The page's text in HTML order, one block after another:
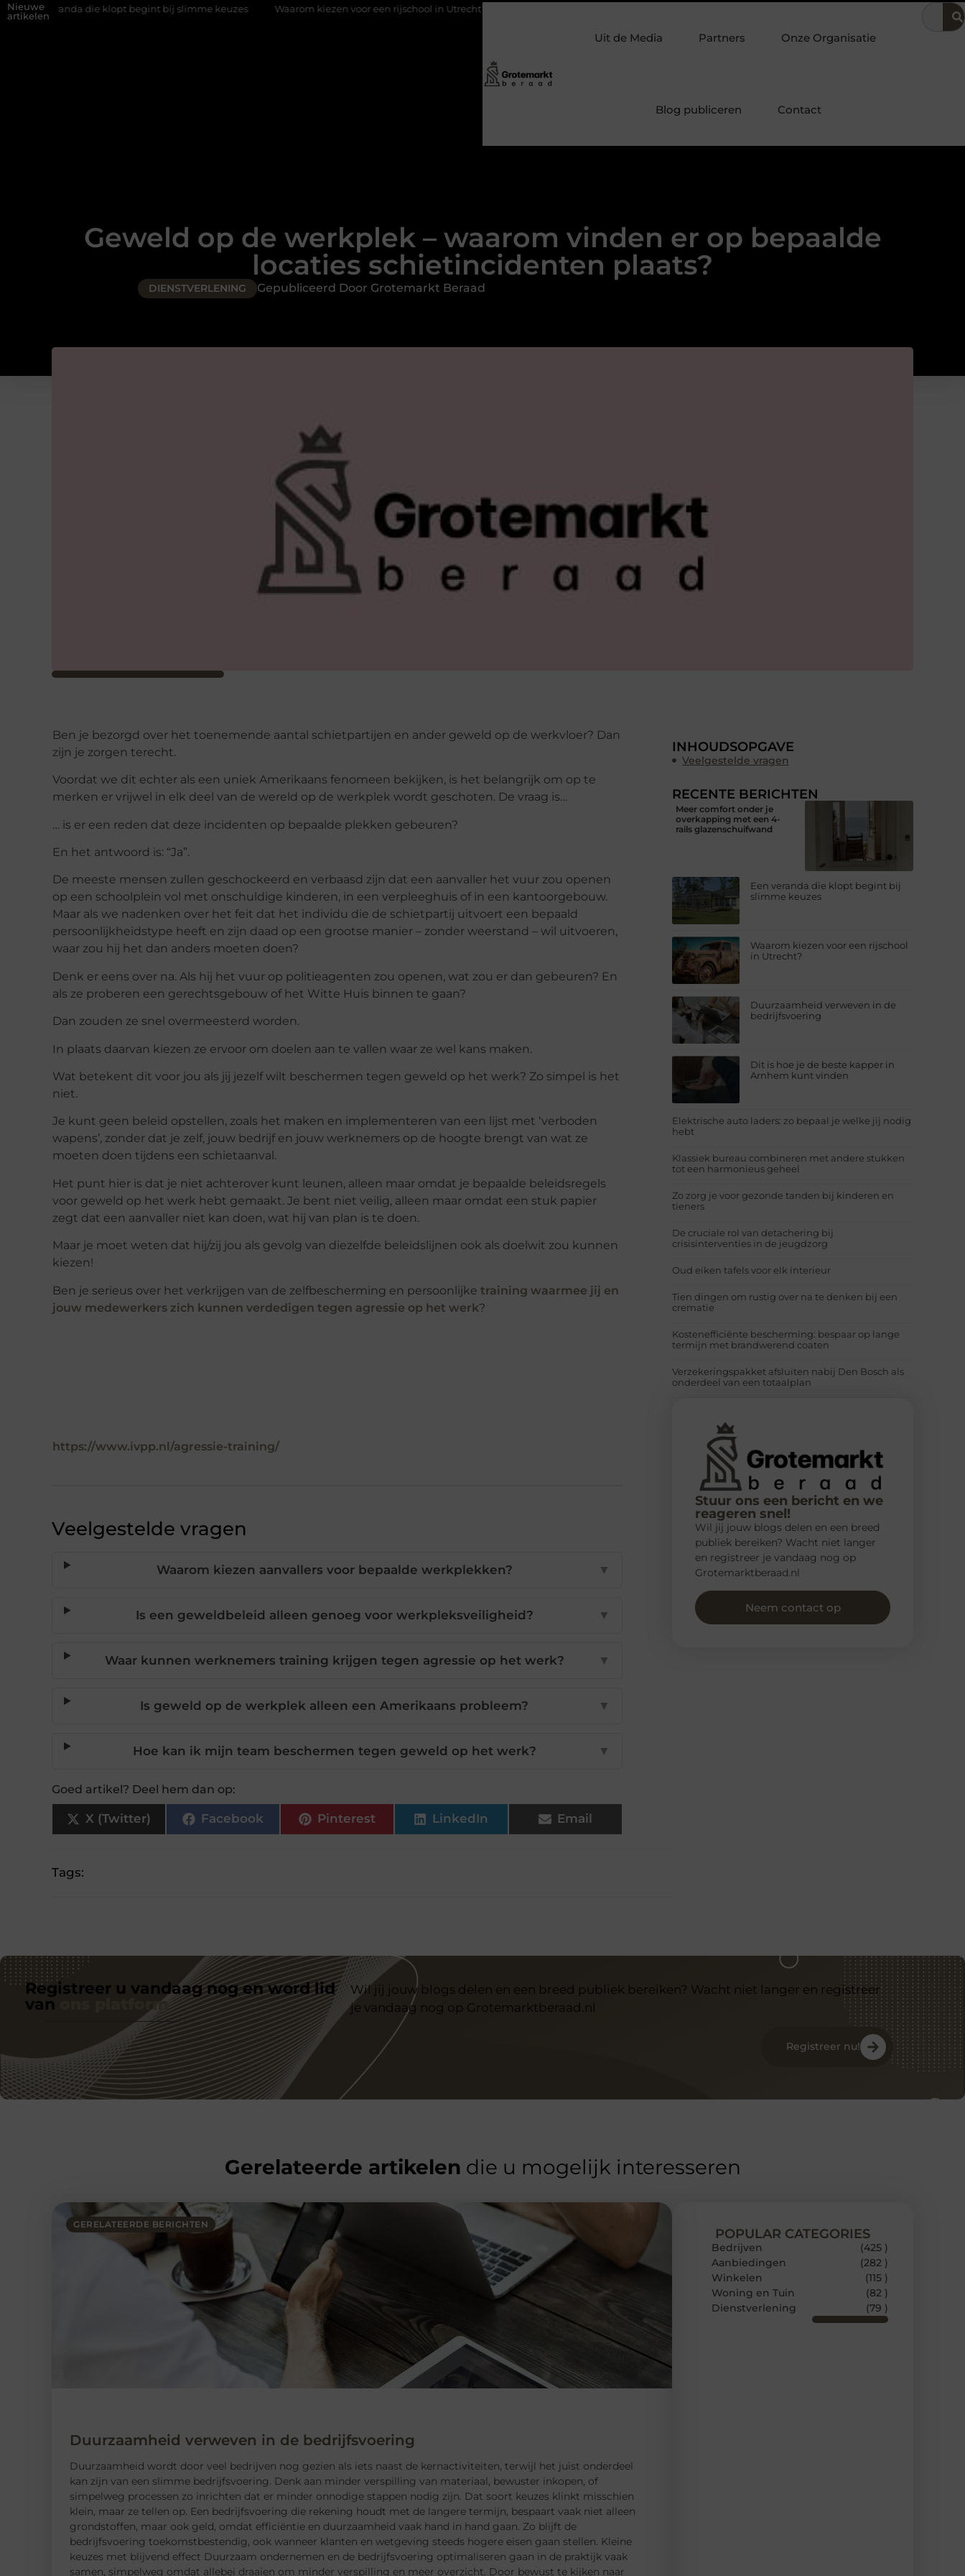
Nieuwe
artikelen
die klopt begint bij slimme keuzes Waarom kiezen voor een rijschool in Utrecht? Duurzaamheid verweven in de bedrijfsvoering
Uit de Media Partners Onze Organisatie
Blog publiceren Contact
Geweld op de werkplek – waarom vinden er op bepaalde
locaties schietincidenten plaats?
DIENSTVERLENING Gepubliceerd Door Grotemarkt Beraad
Ben je bezorgd over het toenemende aantal schietpartijen en ander geweld op de werkvloer? Dan
zijn je zorgen terecht.
Voordat we dit echter als een uniek Amerikaans fenomeen bekijken, is het belangrijk om op te
merken er vrijwel in elk deel van de wereld op de werkplek wordt geschoten. De vraag is…
… is er een reden dat deze incidenten op bepaalde plekken gebeuren?
En het antwoord is: “Ja”.
De meeste mensen zullen geschockeerd en verbaasd zijn dat een aanvaller het vuur zou openen
op een schoolplein vol met onschuldige kinderen, in een verpleeghuis of in een kantoorgebouw.
Maar als we nadenken over het feit dat het individu die de schietpartij uitvoert een bepaald
persoonlijkheidstype heeft en zijn daad op een grootse manier – zonder weerstand – wil uitvoeren,
waar zou hij het dan anders moeten doen?
Denk er eens over na. Als hij het vuur op politieagenten zou openen, wat zou er dan gebeuren? En
als ze proberen een gerechtsgebouw of het Witte Huis binnen te gaan?
Dan zouden ze snel overmeesterd worden.
In plaats daarvan kiezen ze ervoor om doelen aan te vallen waar ze wel kans maken.
Wat betekent dit voor jou als jij jezelf wilt beschermen tegen geweld op het werk? Zo simpel is het
niet.
Je kunt geen beleid opstellen, zoals het maken en implementeren van een lijst met ‘verboden
wapens’, zonder dat je zelf, jouw bedrijf en jouw werknemers op de hoogte brengt van wat ze
moeten doen tijdens een schietaanval.
Het punt hier is dat je niet achterover kunt leunen, alleen maar omdat je bepaalde beleidsregels
voor geweld op het werk hebt gemaakt. Je bent niet veilig, alleen maar omdat een stuk papier
zegt dat een aanvaller niet kan doen, wat hij van plan is te doen.
Maar je moet weten dat hij/zij jou als gevolg van diezelfde beleidslijnen ook als doelwit zou kunnen
kiezen!
Ben je serieus over het verkrijgen van de zelfbescherming en persoonlijke training waarmee jij en
jouw medewerkers zich kunnen verdedigen tegen agressie op het werk?
https://www.ivpp.nl/agressie-training/
Veelgestelde vragen
Waarom kiezen aanvallers voor bepaalde werkplekken? ▼
Is een geweldbeleid alleen genoeg voor werkpleksveiligheid? ▼
Waar kunnen werknemers training krijgen tegen agressie op het werk? ▼
Is geweld op de werkplek alleen een Amerikaans probleem? ▼
Hoe kan ik mijn team beschermen tegen geweld op het werk? ▼
Goed artikel? Deel hem dan op:
X (Twitter) Facebook Pinterest LinkedIn Email
Tags:
INHOUDSOPGAVE
Veelgestelde vragen
RECENTE BERICHTEN
Meer comfort onder je
overkapping met een 4-
rails glazenschuifwand
Een veranda die klopt begint bij
slimme keuzes
Waarom kiezen voor een rijschool
in Utrecht?
Duurzaamheid verweven in de
bedrijfsvoering
Dit is hoe je de beste kapper in
Arnhem kunt vinden
Elektrische auto laders: zo bepaal je welke jij nodig
hebt
Klassiek bureau combineren met andere stukken
tot een harmonieus geheel
Zo zorg je voor gezonde tanden bij kinderen en
tieners
De cruciale rol van detachering bij
crisisinterventies in de jeugdzorg
Oud eiken tafels voor elk interieur
Tien dingen om rustig over na te denken bij een
crematie
Kostenefficiënte bescherming: bespaar op lange
termijn met brandwerend coaten
Verzekeringspakket afsluiten nabij Den Bosch als
onderdeel van een totaalplan
Stuur ons een bericht en we
reageren snel!
Wil jij jouw blogs delen en een breed
publiek bereiken? Wacht niet langer
en registreer je vandaag nog op
Grotemarktberaad.nl
Neem contact op
Registreer u vandaag nog en word lid
van
ons platform
Wil jij jouw blogs delen en een breed publiek bereiken? Wacht niet langer en registreer
je vandaag nog op Grotemarktberaad.nl
Registreer nu!
Gerelateerde artikelen die u mogelijk interesseren
GERELATEERDE BERICHTEN
Duurzaamheid verweven in de bedrijfsvoering
Duurzaamheid wordt door veel bedrijven nog gezien als iets naast de kernactiviteiten, terwijl het juist onderdeel
kan zijn van een slimme bedrijfsvoering. Denk aan minder verspilling van materiaal, bewuster inkopen, of
simpelweg processen zo inrichten dat er minder onnodige stappen nodig zijn. Dat soort keuzes klinkt misschien
klein, maar ze tellen op. Een bedrijfsvoering die rekening houdt met de langere termijn, bespaart vaak niet alleen
grondstoffen, maar ook geld, omdat efficiëntie en duurzaamheid vaak hand in hand gaan. Zo blijft de
bedrijfsvoering toekomstbestendig, ook wanneer klanten en wetgeving steeds hogere eisen gaan stellen. Kleine
keuzes met blijvend effect Duurzaam ondernemen en de bedrijfsvoering optimaliseren gaan in de praktijk vaak
samen, simpelweg omdat allebei draaien om minder verspilling en meer overzicht. Door bewust te kijken naar
POPULAR CATEGORIES
Bedrijven
(425 )
Aanbiedingen
(282 )
Winkelen
(115 )
Woning en Tuin
(82 )
Dienstverlening
(79 )